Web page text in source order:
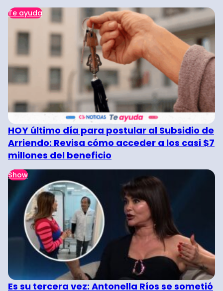
Te ayuda
HOY último día para postular al Subsidio de
Arriendo: Revisa cómo acceder a los casi $7
millones del beneficio
Show
Es su tercera vez: Antonella Ríos se sometió